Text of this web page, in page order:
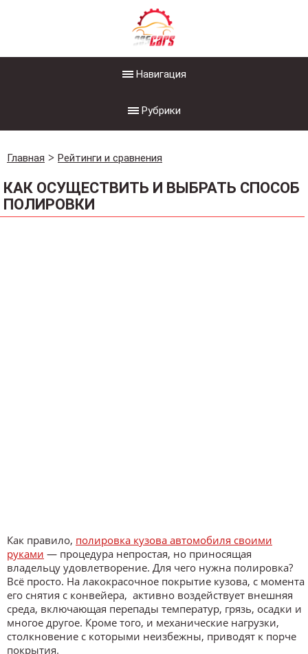
Навигация
Рубрики
Главная Рейтинги и сравнения
КАК ОСУЩЕСТВИТЬ И ВЫБРАТЬ СПОСОБ
ПОЛИРОВКИ
Как правило, полировка кузова автомобиля своими
руками — процедура непростая, но приносящая
владельцу удовлетворение. Для чего нужна полировка?
Всё просто. На лакокрасочное покрытие кузова, с момента
его снятия с конвейера, активно воздействует внешняя
среда, включающая перепады температур, грязь, осадки и
многое другое. Кроме того, и механические нагрузки,
столкновение с которыми неизбежны, приводят к порче
покрытия.